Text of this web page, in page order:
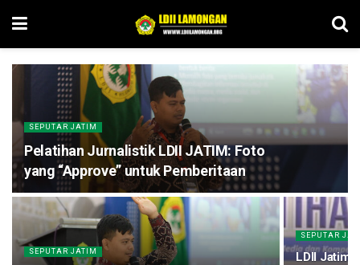
SEPUTAR JATIM
Pelatihan Jurnalistik LDII JATIM: Foto
yang “Approve” untuk Pemberitaan
SEPUTAR JATIM
SEPUTAR
LDII Jatim